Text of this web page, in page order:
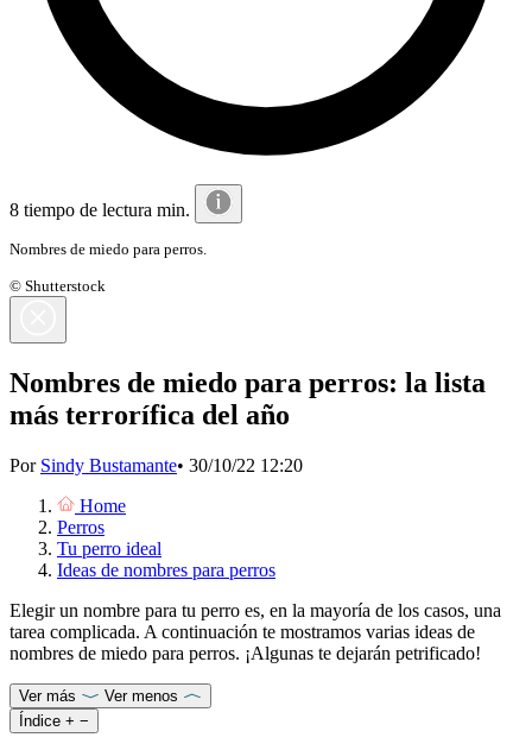
8 tiempo de lectura min.
Nombres de miedo para perros.
© Shutterstock
Nombres de miedo para perros: la lista
más terrorífica del año
Por Sindy Bustamante• 30/10/22 12:20
Home
Perros
Tu perro ideal
Ideas de nombres para perros
Elegir un nombre para tu perro es, en la mayoría de los casos, una
tarea complicada. A continuación te mostramos varias ideas de
nombres de miedo para perros. ¡Algunas te dejarán petrificado!
Ver más
Ver menos
Índice + −